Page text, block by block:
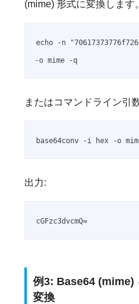
(mime) 形式に変換します。
echo -n
-o mime -q
またはコマンドライン引
base64conv -i hex -o
出力:
cGFzc3dvcmQ=
例3: Base64 (mime)
変換